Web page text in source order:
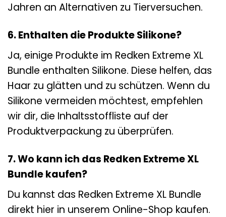
Jahren an Alternativen zu Tierversuchen.
6. Enthalten die Produkte Silikone?
Ja, einige Produkte im Redken Extreme XL
Bundle enthalten Silikone. Diese helfen, das
Haar zu glätten und zu schützen. Wenn du
Silikone vermeiden möchtest, empfehlen
wir dir, die Inhaltsstoffliste auf der
Produktverpackung zu überprüfen.
7. Wo kann ich das Redken Extreme XL
Bundle kaufen?
Du kannst das Redken Extreme XL Bundle
direkt hier in unserem Online-Shop kaufen.